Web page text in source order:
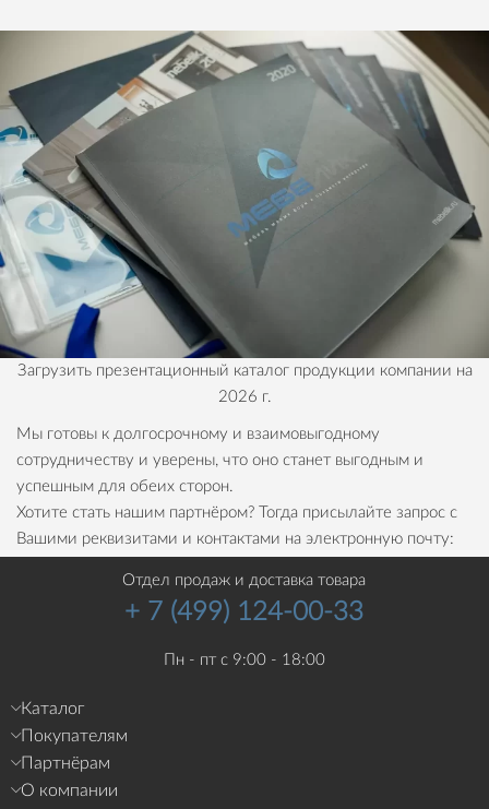
Загрузить презентационный каталог продукции компании на
2026 г.
Мы готовы к долгосрочному и взаимовыгодному
сотрудничеству и уверены, что оно станет выгодным и
успешным для обеих сторон.
Хотите стать нашим партнёром? Тогда присылайте запрос с
Вашими реквизитами и контактами на электронную почту:
Отдел продаж и доставка товара
+ 7 (499) 124-00-33
Пн - пт с 9:00 - 18:00
Каталог
Покупателям
Партнёрам
О компании